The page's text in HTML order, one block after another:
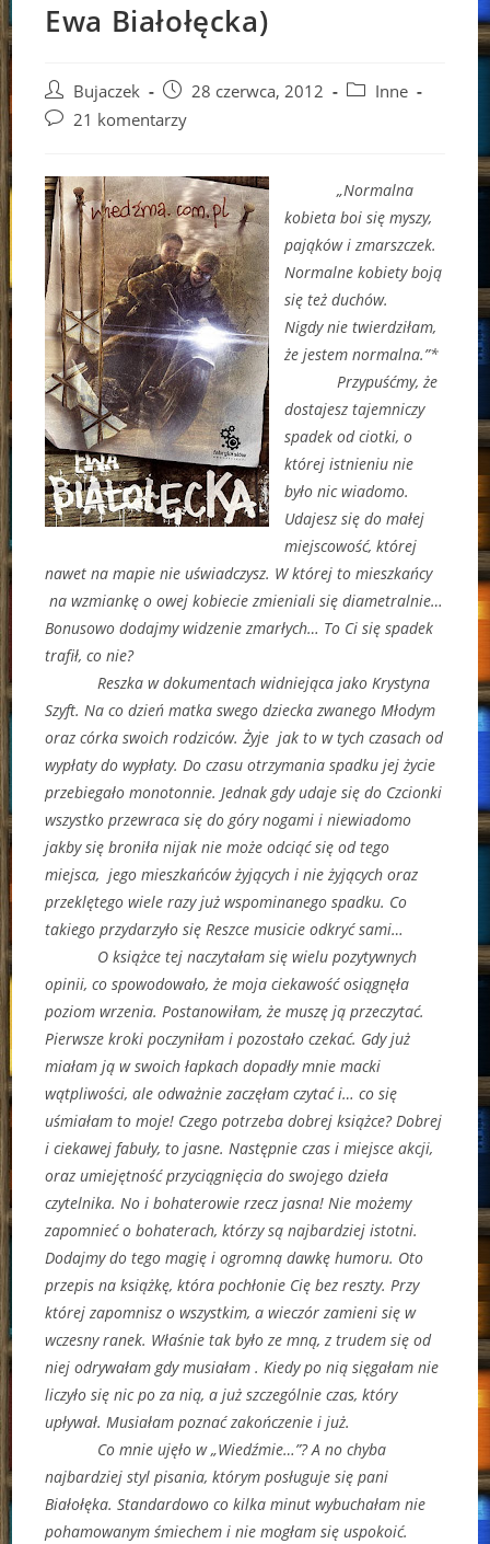
Ewa Białołęcka)
Post
author:
Bujaczek
Post
published:
28 czerwca, 2012
PostInne
Post21 komentarzy
„Normalna
kobieta boi się myszy,
pająków i zmarszczek.
Normalne kobiety boją
się też duchów.
Nigdy nie twierdziłam,
że jestem normalna.”*
Przypuśćmy, że
dostajesz tajemniczy
spadek od ciotki, o
której istnieniu nie
było nic wiadomo.
Udajesz się do małej
miejscowość, której
nawet na mapie nie uświadczysz. W której to mieszkańcy
na wzmiankę o owej kobiecie zmieniali się diametralnie…
Bonusowo dodajmy widzenie zmarłych… To Ci się spadek
trafił, co nie?
Reszka w dokumentach widniejąca jako Krystyna
Szyft. Na co dzień matka swego dziecka zwanego Młodym
oraz córka swoich rodziców. Żyje jak to w tych czasach od
wypłaty do wypłaty. Do czasu otrzymania spadku jej życie
przebiegało monotonnie. Jednak gdy udaje się do Czcionki
wszystko przewraca się do góry nogami i niewiadomo
jakby się broniła nijak nie może odciąć się od tego
miejsca, jego mieszkańców żyjących i nie żyjących oraz
przeklętego wiele razy już wspominanego spadku. Co
takiego przydarzyło się Reszce musicie odkryć sami…
O książce tej naczytałam się wielu pozytywnych
opinii, co spowodowało, że moja ciekawość osiągnęła
poziom wrzenia. Postanowiłam, że muszę ją przeczytać.
Pierwsze kroki poczyniłam i pozostało czekać. Gdy już
miałam ją w swoich łapkach dopadły mnie macki
wątpliwości, ale odważnie zaczęłam czytać i… co się
uśmiałam to moje! Czego potrzeba dobrej książce? Dobrej
i ciekawej fabuły, to jasne. Następnie czas i miejsce akcji,
oraz umiejętność przyciągnięcia do swojego dzieła
czytelnika. No i bohaterowie rzecz jasna! Nie możemy
zapomnieć o bohaterach, którzy są najbardziej istotni.
Dodajmy do tego magię i ogromną dawkę humoru. Oto
przepis na książkę, która pochłonie Cię bez reszty. Przy
której zapomnisz o wszystkim, a wieczór zamieni się w
wczesny ranek. Właśnie tak było ze mną, z trudem się od
niej odrywałam gdy musiałam . Kiedy po nią sięgałam nie
liczyło się nic po za nią, a już szczególnie czas, który
upływał. Musiałam poznać zakończenie i już.
Co mnie ujęło w „Wiedźmie…”? A no chyba
najbardziej styl pisania, którym posługuje się pani
Białołęka. Standardowo co kilka minut wybuchałam nie
pohamowanym śmiechem i nie mogłam się uspokoić.